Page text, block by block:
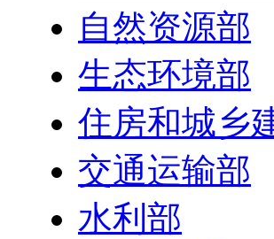
自然资源部
生态环境部
住房和城乡
交通运输部
水利部